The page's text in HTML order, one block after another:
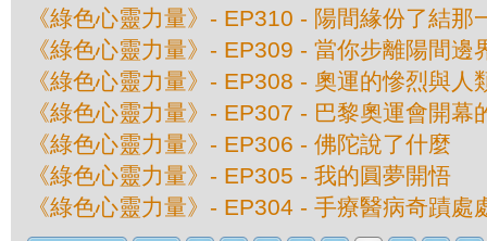
《綠色心靈力量》- EP310 - 陽間緣份了結那
《綠色心靈力量》- EP309 - 當你步離陽間邊
《綠色心靈力量》- EP308 - 奧運的慘烈與人
《綠色心靈力量》- EP307 - 巴黎奧運會開幕
《綠色心靈力量》- EP306 - 佛陀說了什麼
《綠色心靈力量》- EP305 - 我的圓夢開悟
《綠色心靈力量》- EP304 - 手療醫病奇蹟